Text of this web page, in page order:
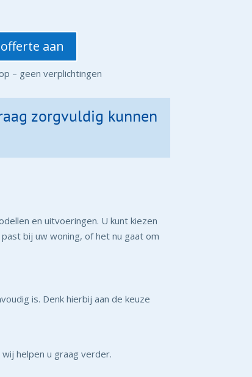
aan
– geen verplichtingen
zorgvuldig kunnen
en uitvoeringen. U kunt kiezen
bij uw woning, of het nu gaat om
is. Denk hierbij aan de keuze
helpen u graag verder.